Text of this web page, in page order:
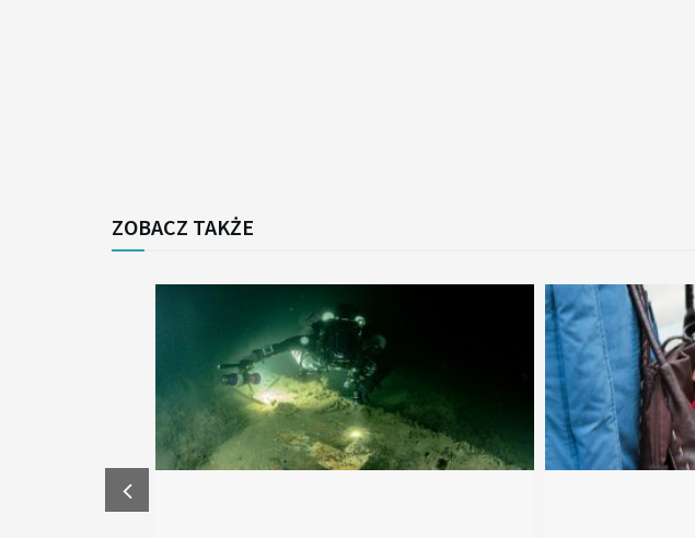
ZOBACZ TAKŻE